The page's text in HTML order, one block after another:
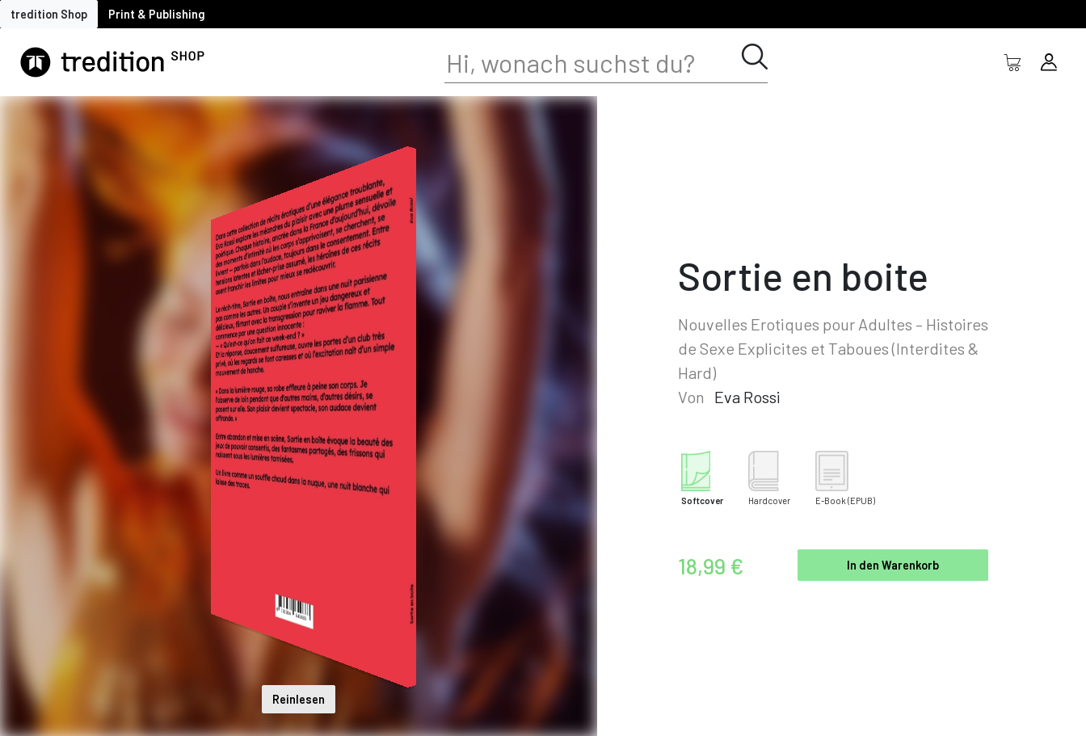
tredition Shop Print & Publishing
Reinlesen
Sortie en boite
Nouvelles Erotiques pour Adultes – Histoires
de Sexe Explicites et Taboues (Interdites &
Hard)
Von
Eva Rossi
Softcover Hardcover E-Book (EPUB)
18,99 € In den Warenkorb